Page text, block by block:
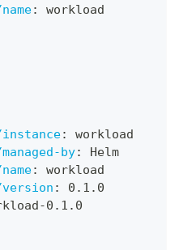
:
workload
:
workload
by:
Helm
:
workload
:
0.1.0
-0.1.0